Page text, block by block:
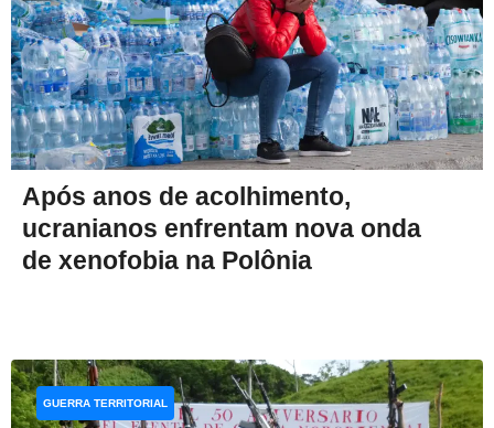
Após anos de acolhimento,
ucranianos enfrentam nova onda
de xenofobia na Polônia
GUERRA TERRITORIAL